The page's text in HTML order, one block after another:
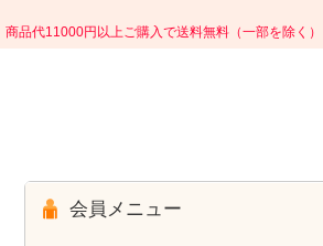
商品代11000円以上ご購入で送料無料（一部を除く）
会員メニュー